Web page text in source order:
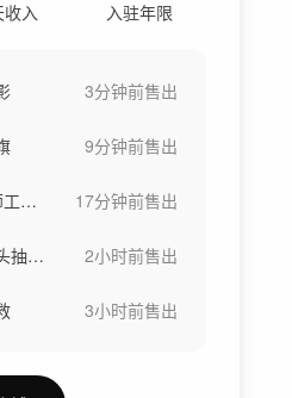
入 入驻年限
3分钟前售出
9分钟前售出
城市建设 繁忙工地 设计师工程师 17分钟前售出
时间流逝创意时光意境片头抽象意境意象 2小时前售出
3小时前售出